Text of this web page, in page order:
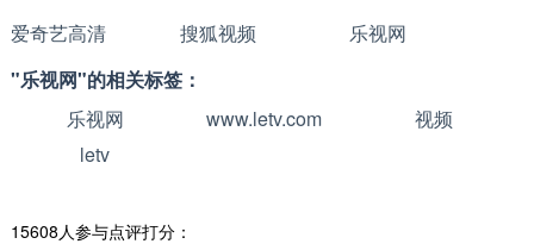
爱奇艺高清
搜狐视频
乐视网
"乐视网"的相关标签：
乐视网
www.letv.com
视频
letv
15608人参与点评打分：